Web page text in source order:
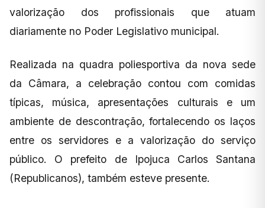
valorização dos profissionais que atuam
diariamente no Poder Legislativo municipal.
Realizada na quadra poliesportiva da nova sede
da Câmara, a celebração contou com comidas
típicas, música, apresentações culturais e um
ambiente de descontração, fortalecendo os laços
entre os servidores e a valorização do serviço
público. O prefeito de Ipojuca Carlos Santana
(Republicanos), também esteve presente.